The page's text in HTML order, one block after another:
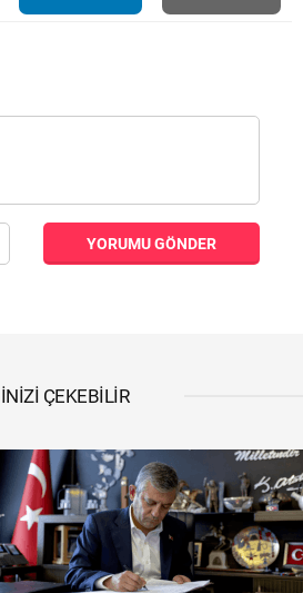
YORUMU GÖNDER
ÇEKEBILIR